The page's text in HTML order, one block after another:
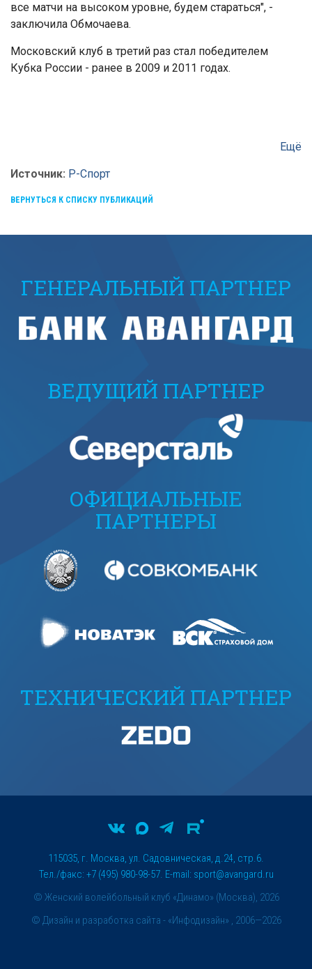
все матчи на высоком уровне, будем стараться", -
заключила Обмочаева.
Московский клуб в третий раз стал победителем
Кубка России - ранее в 2009 и 2011 годах.
Ещё
Источник: Р-Спорт
ВЕРНУТЬСЯ К СПИСКУ ПУБЛИКАЦИЙ
ГЕНЕРАЛЬНЫЙ ПАРТНЕР
ВЕДУЩИЙ ПАРТНЕР
ОФИЦИАЛЬНЫЕ
ПАРТНЕРЫ
ТЕХНИЧЕСКИЙ ПАРТНЕР
© Женский волейбольный клуб «Динамо» (Москва), 2026
115035, г. Москва, ул. Садовническая, д.24, стр.6.
Тел./факс: +7 (495) 980-98-57. E-mail: sport@avangard.ru
© Дизайн и разработка сайта - «Инфодизайн» , 2006—2026